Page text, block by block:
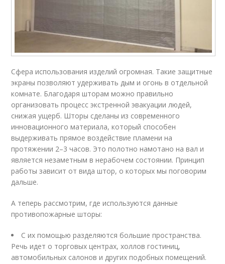
Сфера использования изделий огромная. Такие защитные
экраны позволяют удерживать дым и огонь в отдельной
комнате. Благодаря шторам можно правильно
организовать процесс экстренной эвакуации людей,
снижая ущерб. Шторы сделаны из современного
инновационного материала, который способен
выдерживать прямое воздействие пламени на
протяжении 2–3 часов. Это полотно намотано на вал и
является незаметным в нерабочем состоянии. Принцип
работы зависит от вида штор, о которых мы поговорим
дальше.
А теперь рассмотрим, где используются данные
противопожарные шторы:
С их помощью разделяются большие пространства.
Речь идет о торговых центрах, холлов гостиниц,
автомобильных салонов и других подобных помещений.